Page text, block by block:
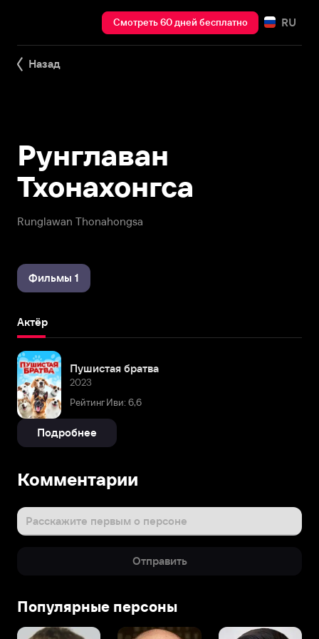
Смотреть 60 дней бесплатно RU
Назад
Runglawan Thonahongsa
Рунглаван
Тхонахонгса
Фильмы 1
Актёр
Пушистая братва
2023
Рейтинг Иви: 6,6
Подробнее
Комментарии
Расскажите первым о персоне
Отправить
Популярные персоны